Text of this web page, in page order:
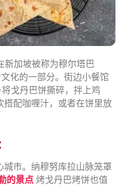
新加坡被称为穆尔塔巴
化的一部分。街边小餐馆
戈丹巴饼撕碎，拌上鸡
配咖喱汁，或者在饼里放
城市。纳穆努库拉山脉笼罩
的景点 烤戈丹巴烤饼也值